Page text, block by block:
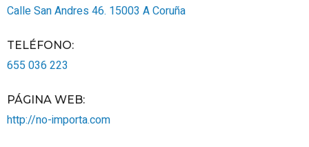
Calle San Andres 46. 15003 A Coruña
TELÉFONO:
655 036 223
PÁGINA WEB:
http://no-importa.com